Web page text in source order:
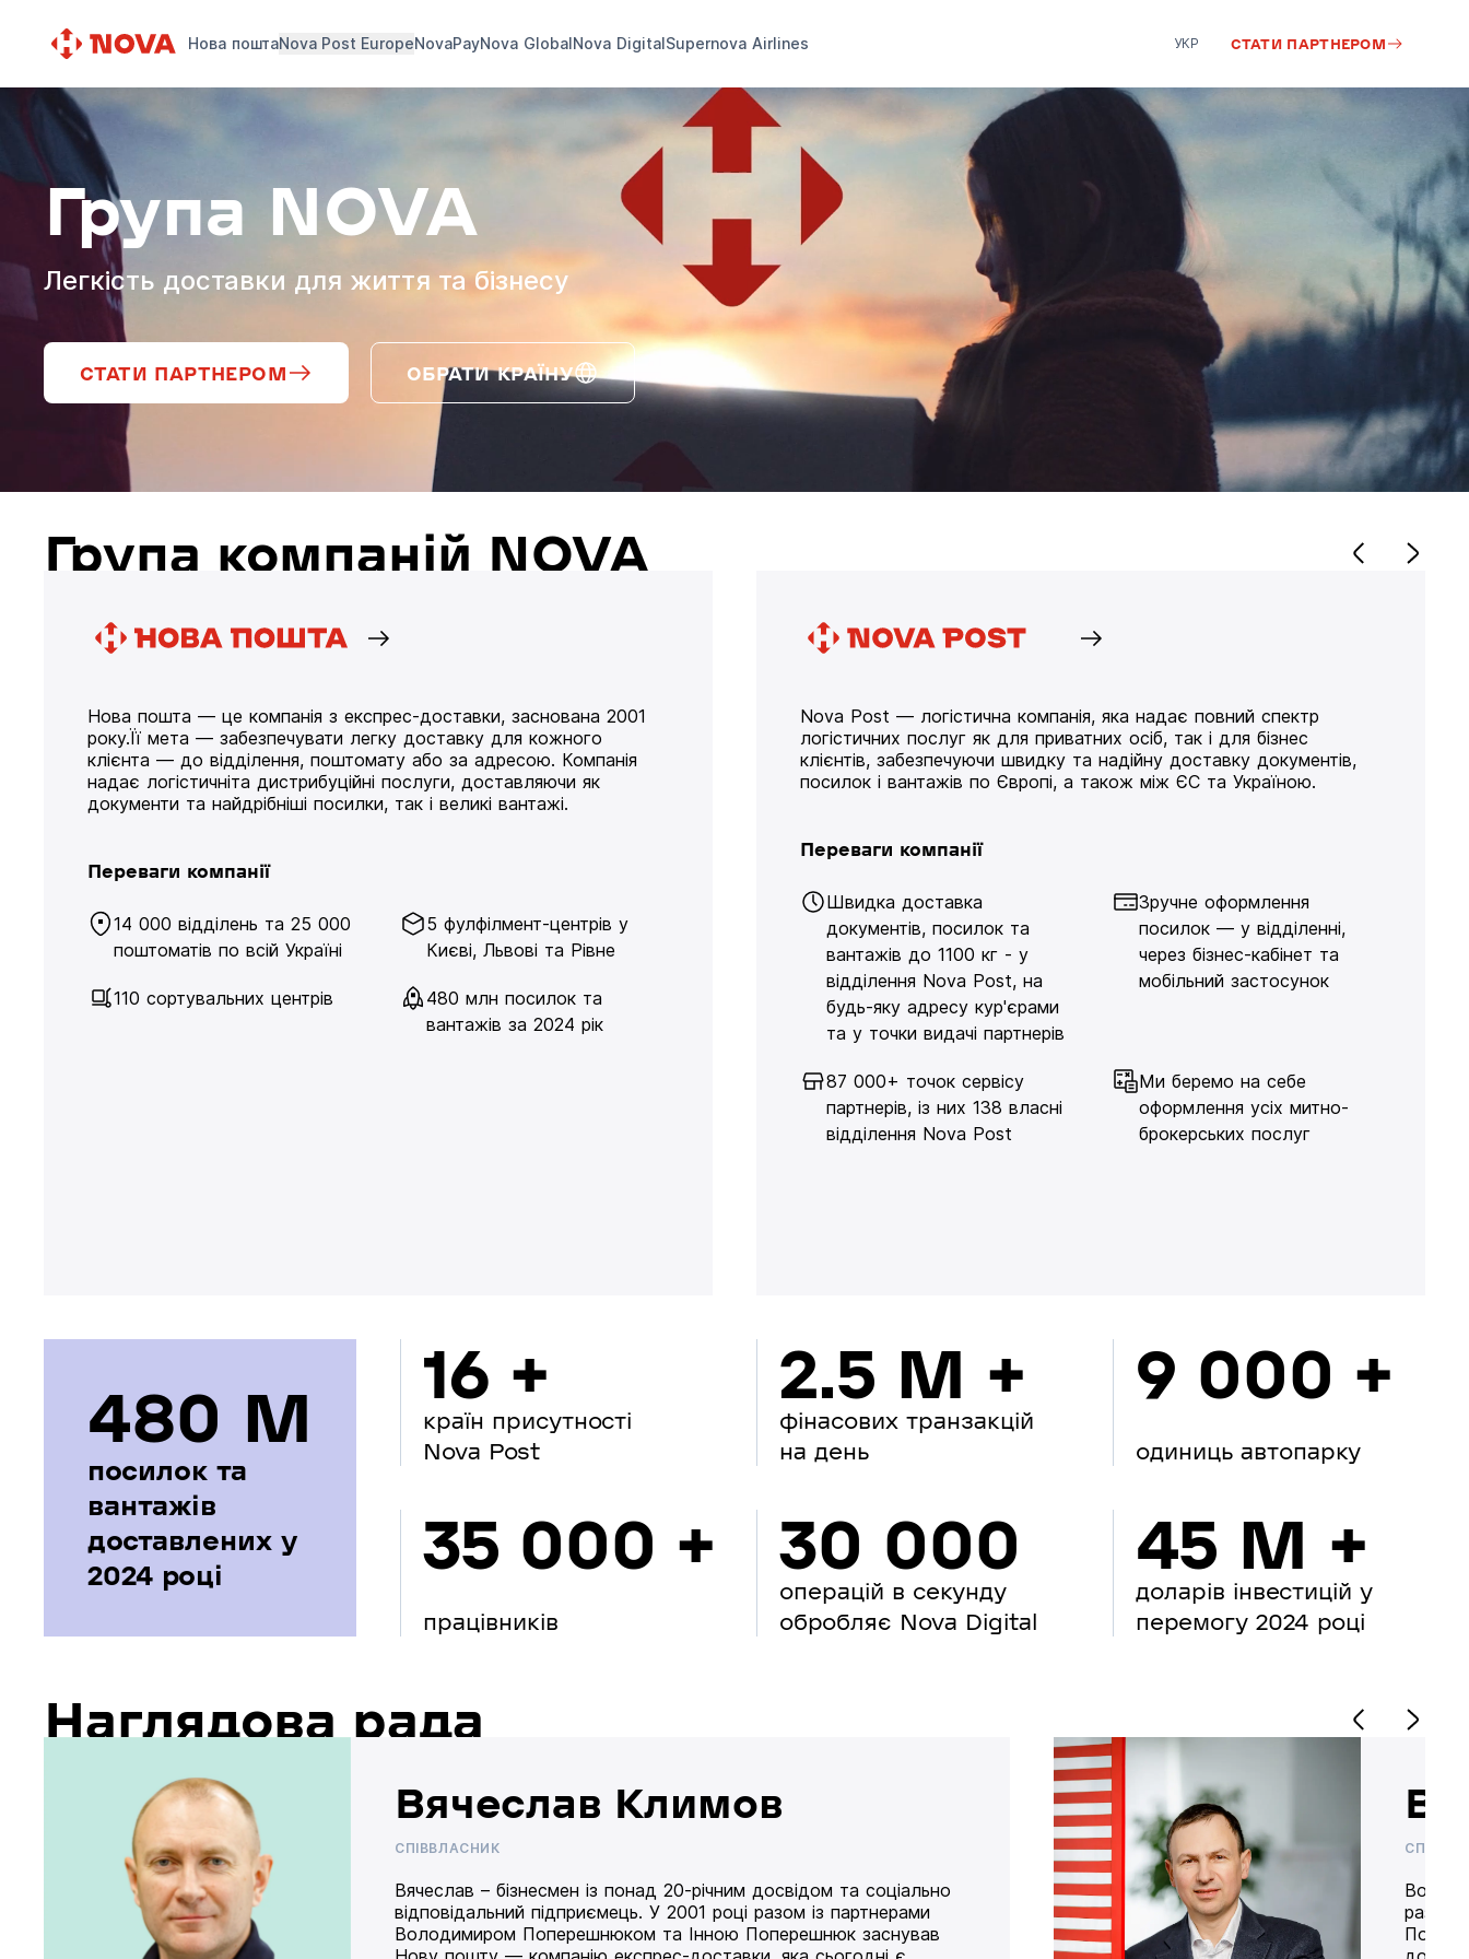
Нова поштаNova Post EuropeNovaPayNova GlobalNova DigitalSupernova Airlines УКР СТАТИ ПАРТНЕРОМ
Група NOVA
Легкість доставки для життя та бізнесу
СТАТИ ПАРТНЕРОМ ОБРАТИ КРАЇНУ
Група компаній NOVA
Нова пошта — це компанія з експрес-доставки, заснована 2001
року.Її мета — забезпечувати легку доставку для кожного
клієнта — до відділення, поштомату або за адресою. Компанія
надає логістичніта дистрибуційні послуги, доставляючи як
документи та найдрібніші посилки, так і великі вантажі.
Переваги компанії
14 000 відділень та 25 000
поштоматів по всій Україні
5 фулфілмент-центрів у
Києві, Львові та Рівне
110 сортувальних центрів
480 млн посилок та
вантажів за 2024 рік
Nova Post — логістична компанія, яка надає повний спектр
логістичних послуг як для приватних осіб, так і для бізнес
клієнтів, забезпечуючи швидку та надійну доставку документів,
посилок і вантажів по Європі, а також між ЄС та Україною.
Переваги компанії
Швидка доставка
документів, посилок та
вантажів до 1100 кг - у
відділення Nova Post, на
будь-яку адресу кур'єрами
та у точки видачі партнерів
Зручне оформлення
посилок — у відділенні,
через бізнес-кабінет та
мобільний застосунок
87 000+ точок сервісу
партнерів, із них 138 власні
відділення Nova Post
Ми беремо на себе
оформлення усіх митно-
брокерських послуг
480 М
посилок та
вантажів
доставлених у
2024 році
16 +
країн присутності
Nova Post
35 000 +
працівників
2.5 M +
фінасових транзакцій
на день
30 000
операцій в секунду
обробляє Nova Digital
9 000 +
одиниць автопарку
45 M +
доларів інвестицій у
перемогу 2024 році
Наглядова рада
Вячеслав Климов
СПІВВЛАСНИК
Вячеслав – бізнесмен із понад 20-річним досвідом та соціально
відповідальний підприємець. У 2001 році разом із партнерами
Володимиром Поперешнюком та Інною Поперешнюк заснував
разом